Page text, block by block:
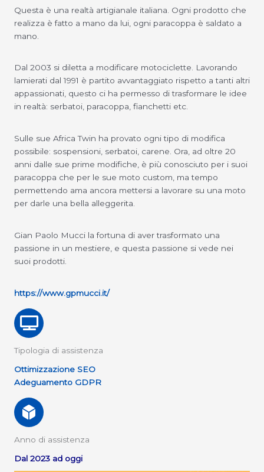
Questa è una realtà artigianale italiana. Ogni prodotto che
realizza è fatto a mano da lui, ogni paracoppa è saldato a
mano.
Dal 2003 si diletta a modificare motociclette. Lavorando
lamierati dal 1991 è partito avvantaggiato rispetto a tanti altri
appassionati, questo ci ha permesso di trasformare le idee
in realtà: serbatoi, paracoppa, fianchetti etc.
Sulle sue Africa Twin ha provato ogni tipo di modifica
possibile: sospensioni, serbatoi, carene. Ora, ad oltre 20
anni dalle sue prime modifiche, è più conosciuto per i suoi
paracoppa che per le sue moto custom, ma tempo
permettendo ama ancora mettersi a lavorare su una moto
per darle una bella alleggerita.
Gian Paolo Mucci la fortuna di aver trasformato una
passione in un mestiere, e questa passione si vede nei
suoi prodotti.
https://www.gpmucci.it/
Tipologia di assistenza
Ottimizzazione SEO
Adeguamento GDPR
Anno di assistenza
Dal 2023 ad oggi